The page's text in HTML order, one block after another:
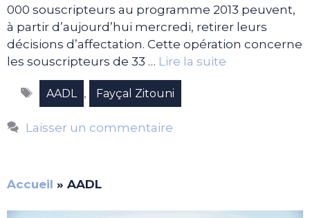
000 souscripteurs au programme 2013 peuvent,
à partir d’aujourd’hui mercredi, retirer leurs
décisions d’affectation. Cette opération concerne
les souscripteurs de 33 … Lire la suite
Étiquettes
AADL , Fayçal Zitouni
Laisser un commentaire
Accueil » AADL